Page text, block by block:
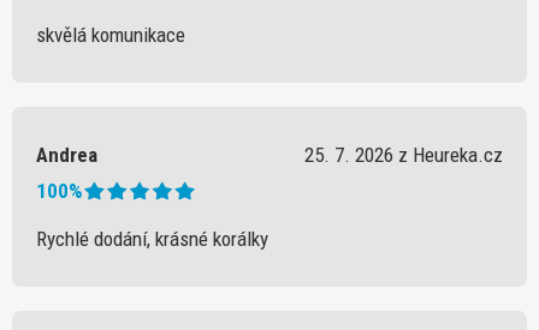
skvělá komunikace
Andrea
25. 7. 2026 z Heureka.cz
100%
Rychlé dodání, krásné korálky